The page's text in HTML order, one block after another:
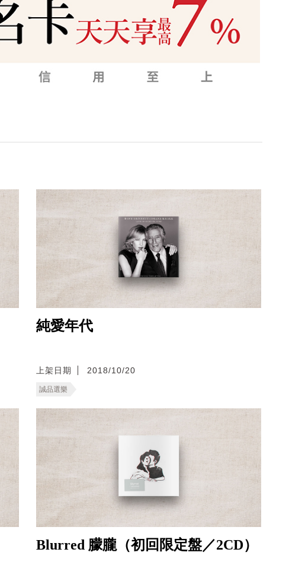
純愛年代
上架日期 2018/10/20
誠品選樂
Blurred 朦朧（初回限定盤／2CD）